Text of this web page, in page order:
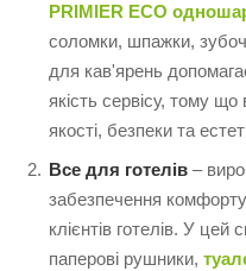
PRIMIER ECO
соломки, шпажки,
для кав'ярень
якість сервісу, тому
якості, безпеки та
Все для готелів –
забезпечення
клієнтів готелів. У цей
паперові рушники,